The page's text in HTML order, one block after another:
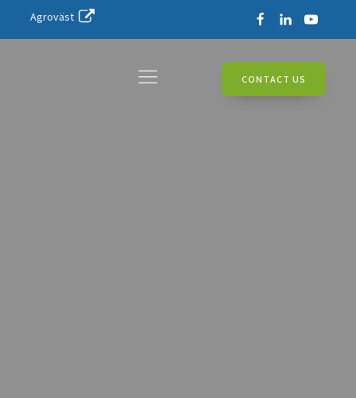
Agroväst
CONTACT US